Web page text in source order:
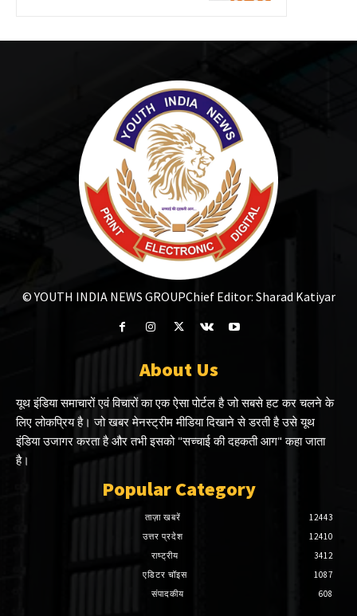
© YOUTH INDIA NEWS GROUPChief Editor: Sharad Katiyar
About Us
यूथ इंडिया समाचारों एवं विचारों का एक ऐसा पोर्टल है जो सबसे हट कर चलने के
लिए लोकप्रिय है। जो खबर मेनस्ट्रीम मीडिया दिखाने से डरती है उसे यूथ
इंडिया उजागर करता है और तभी इसको "सच्चाई की दहकती आग" कहा जाता
है।
Popular Category
ताज़ा खबरें
12443
उत्तर प्रदेश
12410
राष्ट्रीय
3412
एडिटर चॉइस
1087
संपादकीय
608